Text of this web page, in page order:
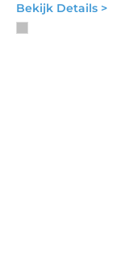
Bekijk Details >